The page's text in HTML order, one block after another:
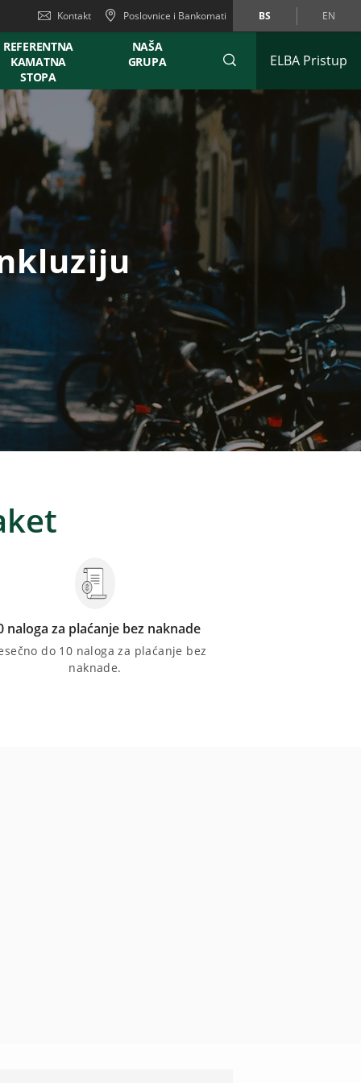
Kontakt Poslovnice i Bankomati BS EN
REFERENTNA
KAMATNA
STOPA
NAŠA
GRUPA
ELBA Pristup
naloga za plaćanje bez naknade
do 10 naloga za plaćanje bez
naknade.